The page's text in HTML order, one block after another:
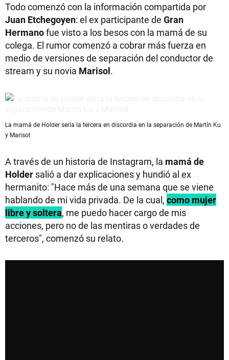
Todo comenzó con la información compartida por
Juan Etchegoyen: el ex participante de Gran
Hermanofue visto a los besos con la mamá de su
colega. El rumor comenzó a cobrar más fuerza en
medio de versiones de separación del conductor de
stream y su novia Marisol.
La mamá de Holder sería la tercera en discordia en la separación de Martín Ku
y Marisol
A través de un historia de Instagram, la mamá de
Holder salió a dar explicaciones y hundió al ex
hermanito: "Hace más de una semana que se viene
hablando de mi vida privada. De la cual, como mujer
libre y soltera, me puedo hacer cargo de mis
acciones, pero no de las mentiras o verdades de
terceros", comenzó su relato.